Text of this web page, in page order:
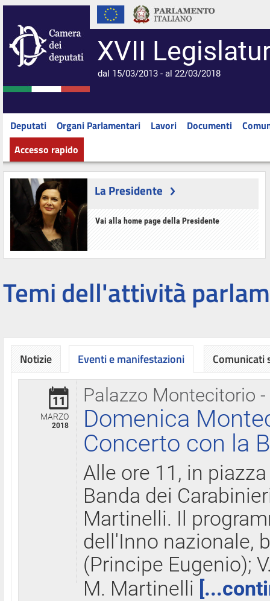
XVII
dal 15/03/2013 - al 22/03/2018
Deputati Organi Parlamentari Lavori Documenti
Accesso rapido
La Presidente
Vai alla home page della Presidente
Temi dell'attività
Notizie Eventi e manifestazioni
Palazzo Montecitorio
11
MARZO
2018
Domenica
Concerto con la
Alle ore 11, in
Banda dei
Martinelli. Il
dell'Inno nazionale,
(Principe Eugenio);
M. Martinelli
Comunicati